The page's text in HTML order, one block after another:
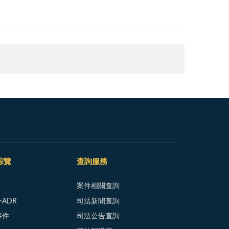
覽
ADR
件
查詢服務
案件相關查詢
司法新聞查詢
司法公告查詢